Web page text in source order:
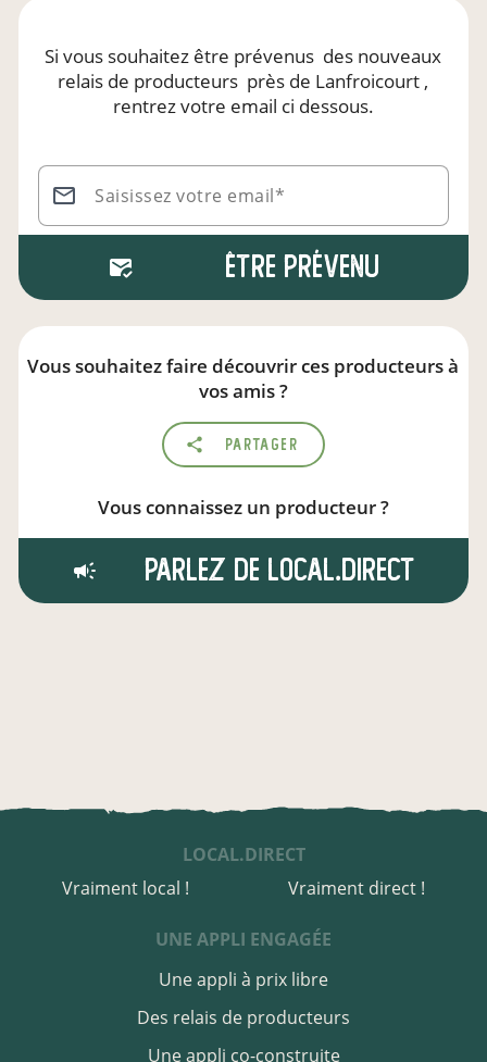
Si vous souhaitez être prévenus des nouveaux
relais de producteurs près de Lanfroicourt ,
rentrez votre email ci dessous.
Saisissez votre email*
Être prévenu
Vous souhaitez faire découvrir ces producteurs à
vos amis ?
Partager
Vous connaissez un producteur ?
Parlez de local.direct
LOCAL.DIRECT
Vraiment local !
Vraiment direct !
UNE APPLI ENGAGÉE
Une appli à prix libre
Des relais de producteurs
Une appli co-construite